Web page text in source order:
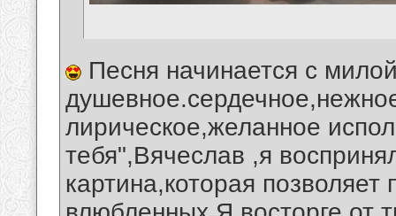
Песня начинается с
лирическое,желанное
тебя",Вячеслав ,я
картина,которая